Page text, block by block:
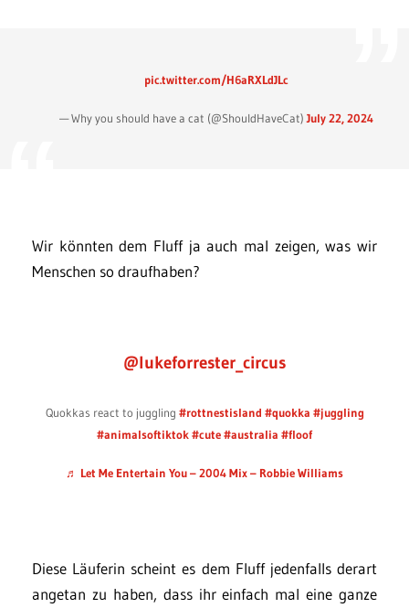
pic.twitter.com/H6aRXLdJLc
— Why you should have a cat (@ShouldHaveCat)July 22, 2024
Wir könnten dem Fluff ja auch mal zeigen, was wir
Menschen so draufhaben?
@lukeforrester_circus
Quokkas react to juggling #rottnestisland #quokka #juggling
#animalsoftiktok#cute#australia #floof
♬ Let Me Entertain You – 2004 Mix – Robbie Williams
Diese Läuferin scheint es dem Fluff jedenfalls derart
angetan zu haben, dass ihr einfach mal eine ganze